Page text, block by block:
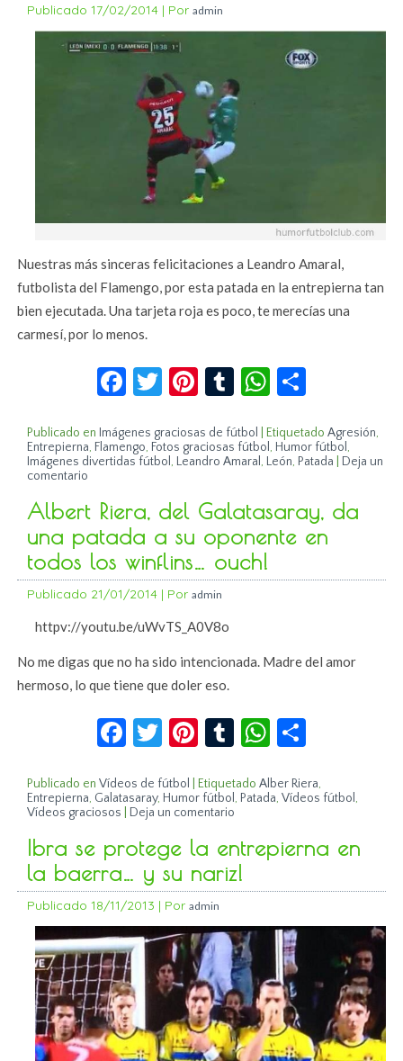
Publicado 17/02/2014 | Por admin
Nuestras más sinceras felicitaciones a Leandro Amaral,
futbolista del Flamengo, por esta patada en la entrepierna tan
bien ejecutada. Una tarjeta roja es poco, te merecías una
carmesí, por lo menos.
Facebook
Twitter
Pinterest
TumblrWhatsApp
Publicado en Imágenes graciosas de fútbol Etiquetado Agresión,
Entrepierna, Flamengo, Fotos graciosas fútbol , Humor fútbol ,
Imágenes divertidas fútbol , Leandro Amaral , León, Patada
Deja un
comentario
Albert Riera, del Galatasaray, da
una patada a su oponente en
todos los winflins… ouch!
Publicado 21/01/2014 | Por admin
httpv://youtu.be/uWvTS_A0V8o
No me digas que no ha sido intencionada. Madre del amor
hermoso, lo que tiene que doler eso.
Facebook
Twitter
Pinterest
TumblrWhatsApp
Publicado en Vídeos de fútbol Etiquetado Alber Riera,
Entrepierna, Galatasaray, Humor fútbol , Patada,Vídeos fútbol ,
Vídeos graciosos
Deja un comentario
Ibra se protege la entrepierna en
la baerra… y su nariz!
Publicado 18/11/2013 | Por admin